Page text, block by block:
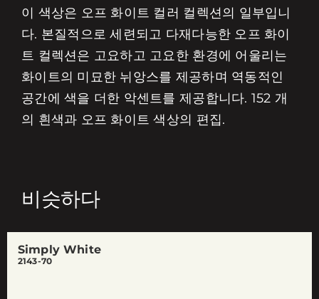
이 색상은 오프 화이트 컬러 컬렉션의 일부입니
다. 본질적으로 세련되고 다재다능한 오프 화이
트 컬렉션은 고요하고 고요한 환경에 어울리는
화이트의 미묘한 뉘앙스를 제공하며 역동적인
공간에 색을 더한 악센트를 제공합니다. 152 개
의 흰색과 오프 화이트 색상의 편집.
비슷하다
Simply White
2143-70